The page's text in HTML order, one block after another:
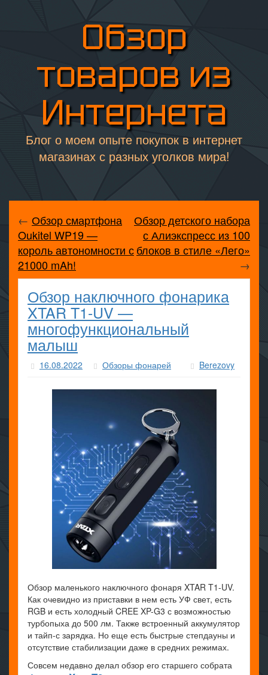
Обзор
товаров из
Интернета
Блог о моем опыте покупок в интернет
магазинах с разных уголков мира!
← Обзор смартфона
Oukitel WP19 —
король автономности с
21000 mAh!
Обзор детского набора
с Алиэкспресс из 100
блоков в стиле «Лего»
→
Обзор наключного фонарика
XTAR T1-UV —
многофункциональный
малыш
16.08.2022 Обзоры фонарей Berezovy
Обзор маленького наключного фонаря XTAR T1-UV.
Как очевидно из приставки в нем есть УФ свет, есть
RGB и есть холодный CREE XP-G3 с возможностью
турбопыха до 500 лм. Также встроенный аккумулятор
и тайп-с зарядка. Но еще есть быстрые степдауны и
отсутствие стабилизации даже в средних режимах.
Совсем недавно делал обзор его старшего собрата